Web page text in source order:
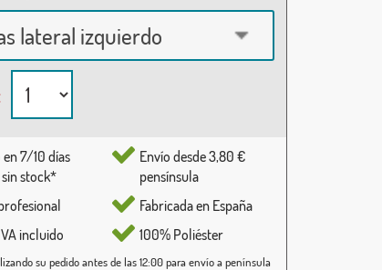
lateral izquierdo
en 7/10 días
stock*
incluido
Envío desde 3,80 €
pensínsula
Fabricada en España
100% Poliéster
su pedido antes de las 12:00 para envío a península